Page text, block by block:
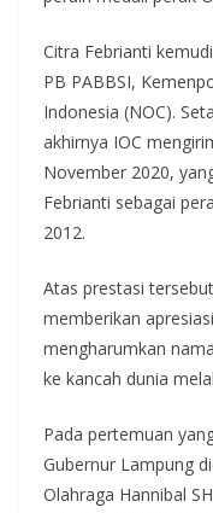
Citra Febrianti
PB PABBSI,
Indonesia (NOC).
akhirnya IOC
November 2020,
Febrianti sebagai
2012.
Atas prestasi
memberikan
mengharumkan
ke kancah dunia
Pada pertemuan
Gubernur Lampung
Olahraga Hannibal